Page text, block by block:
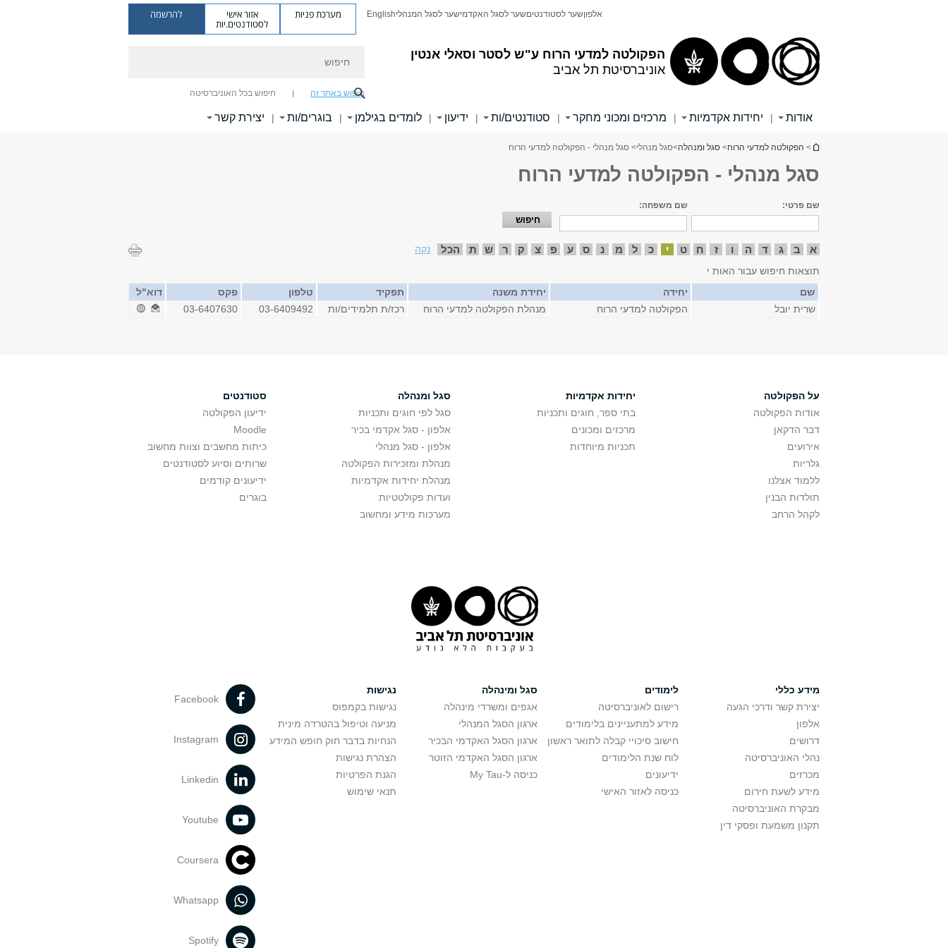
הפקולטה למדעי הרוח ע"ש לסטר וסאלי אנטין
אוניברסיטת תל אביב
אלפוןשער לסטודנטיםשער לסגל האקדמישער לסגל המנהליEnglish מערכת פניות אזור אישי
לסטודנטים.יות
להרשמה
חיפוש באתר זה חיפוש בכל האוניברסיטה
אודות | יחידות אקדמיות | מרכזים ומכוני מחקר | סטודנטים/ות | ידיעון | לומדים בגילמן | בוגרים/ות | יצירת קשר
הינך נמצא כאן
> הפקולטה למדעי הרוח> סגל ומנהלה>סגל מנהלי> סגל מנהלי - הפקולטה למדעי הרוח
סגל מנהלי - הפקולטה למדעי הרוח
שם פרטי: שם משפחה:
א ב ג ד ה ו ז ח ט י כ ל מ נ ס ע פ צ ק ר ש ת הכל
נקה
תוצאות חיפוש עבור האות י
שם
יחידה יחידת משנה תפקיד טלפון פקס
דוא"ל
שרית יובל
הפקולטה למדעי הרוח מנהלת הפקולטה למדעי הרוח רכז/ת תלמידים/ות 03-6409492
03-6407630
על הפקולטה
אודות הפקולטה
דבר הדקאן
אירועים
גלריות
ללמוד אצלנו
תולדות הבנין
לקהל הרחב
יחידות אקדמיות
בתי ספר, חוגים ותכניות
מרכזים ומכונים
תכניות מיוחדות
סגל ומנהלה
סגל לפי חוגים ותכניות
אלפון - סגל אקדמי בכיר
אלפון - סגל מנהלי
מנהלת ומזכירות הפקולטה
מנהלת יחידות אקדמיות
ועדות פקולטטיות
מערכות מידע ומחשוב
סטודנטים
ידיעון הפקולטה
Moodle
כיתות מחשבים וצוות מחשוב
שרותים וסיוע לסטודנטים
ידיעונים קודמים
בוגרים
מידע כללי
יצירת קשר ודרכי הגעה
אלפון
דרושים
נהלי האוניברסיטה
מכרזים
מידע לשעת חירום
מבקרת האוניברסיטה
תקנון משמעת ופסקי דין
לימודים
רישום לאוניברסיטה
מידע למתעניינים בלימודים
חישוב סיכויי קבלה לתואר ראשון
לוח שנת הלימודים
ידיעונים
כניסה לאזור האישי
סגל ומינהלה
אגפים ומשרדי מינהלה
ארגון הסגל המנהלי
ארגון הסגל האקדמי הבכיר
ארגון הסגל האקדמי הזוטר
כניסה ל-My Tau
נגישות
נגישות בקמפוס
מניעה וטיפול בהטרדה מינית
הנחיות בדבר חוק חופש המידע
הצהרת נגישות
הגנת הפרטיות
תנאי שימוש
Facebook
Instagram
Linkedin
Youtube
Coursera
Whatsapp
Spotify